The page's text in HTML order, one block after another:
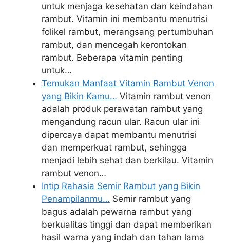
untuk menjaga kesehatan dan keindahan
rambut. Vitamin ini membantu menutrisi
folikel rambut, merangsang pertumbuhan
rambut, dan mencegah kerontokan
rambut. Beberapa vitamin penting
untuk…
Temukan Manfaat Vitamin Rambut Venon
yang Bikin Kamu… Vitamin rambut venon
adalah produk perawatan rambut yang
mengandung racun ular. Racun ular ini
dipercaya dapat membantu menutrisi
dan memperkuat rambut, sehingga
menjadi lebih sehat dan berkilau. Vitamin
rambut venon…
Intip Rahasia Semir Rambut yang Bikin
Penampilanmu… Semir rambut yang
bagus adalah pewarna rambut yang
berkualitas tinggi dan dapat memberikan
hasil warna yang indah dan tahan lama